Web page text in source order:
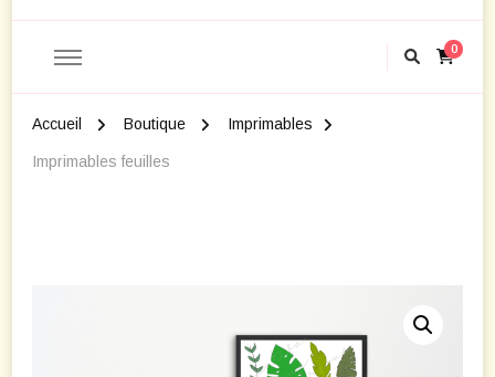
0
Accueil Boutique Imprimables
Imprimables feuilles